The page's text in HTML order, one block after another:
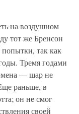
на воздушном
тот же Бренсон
так как
Тремя годами
— шар не
раньше, в
он не смог
своей